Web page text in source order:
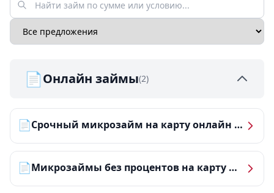
📄Онлайн займы(2)
📄 Срочный микрозайм на карту онлайн — получить деньги за 5 минут
📄 Микрозаймы без процентов на карту — ТОП-10 за 2026 год